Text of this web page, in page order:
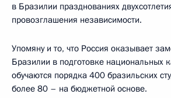
в Бразилии празднованиях
провозглашения независимости.
Упомяну и то, что Россия оказывает
Бразилии в подготовке национальных
обучаются порядка 400 бразильских
более 80 – на бюджетной основе.